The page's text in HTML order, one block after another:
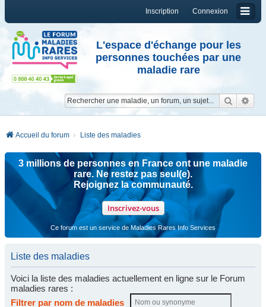
Connexion
Inscription
L'espace d'échange pour les
personnes touchées par une
maladie rare
Accueil du forum Liste des maladies
3 millions de personnes en France ont une maladie
rare. Ne restez pas seul(e).
Rejoignez la communauté.
Inscrivez-vous
Ce forum est un service de Maladies Rares Info Services
Liste des maladies
Voici la liste des maladies actuellement en ligne sur le Forum
maladies rares :
Filtrer par nom de maladies